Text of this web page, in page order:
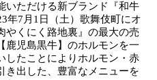
いただける新ブランド『和牛
年7月1日（土）歌舞伎町にオ
やくにく路地裏』の最大の売
鹿児島黒牛】のホルモンを一
したことによりホルモン・赤
き出した、豊富なメニューを